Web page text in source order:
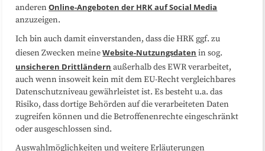
Sitemap
Folgen Sie uns
anderenOnline-Angeboten der HRK auf Social Media
anzuzeigen.
Ich bin auch damit einverstanden, dass die HRK ggf. zu
diesen Zwecken meineWebsite-Nutzungsdaten in sog.
unsicheren Drittländern außerhalb des EWR verarbeitet,
auch wenn insoweit kein mit dem EU-Recht vergleichbares
Datenschutzniveau gewährleistet ist. Es besteht u.a. das
Risiko, dass dortige Behörden auf die verarbeiteten Daten
zugreifen können und die Betroffenenrechte eingeschränkt
oder ausgeschlossen sind.
Auswahlmöglichkeiten und weitere Erläuterungen